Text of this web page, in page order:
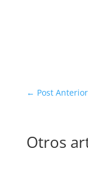
← Post Anterior
Otros